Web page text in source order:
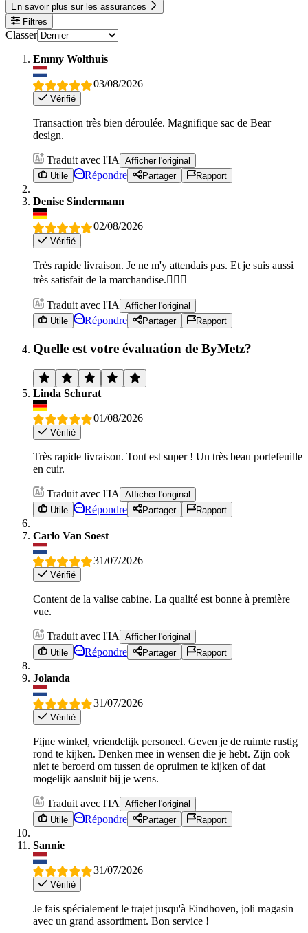
En savoir plus sur les assurances
Filtres
Classer
Emmy Wolthuis
03/08/2026
Vérifié
Transaction très bien déroulée. Magnifique sac de Bear
design.
Traduit avec l'IA
Afficher l'original
Utile
Répondre Partager Rapport
Denise Sindermann
02/08/2026
Vérifié
Très rapide livraison. Je ne m'y attendais pas. Et je suis aussi
très satisfait de la marchandise.👍🏽😊
Traduit avec l'IA
Afficher l'original
Utile
Répondre Partager Rapport
Quelle est votre évaluation de ByMetz?
Linda Schurat
01/08/2026
Vérifié
Très rapide livraison. Tout est super ! Un très beau portefeuille
en cuir.
Traduit avec l'IA
Afficher l'original
Utile
Répondre Partager Rapport
Carlo Van Soest
31/07/2026
Vérifié
Content de la valise cabine. La qualité est bonne à première
vue.
Traduit avec l'IA
Afficher l'original
Utile
Répondre Partager Rapport
Jolanda
31/07/2026
Vérifié
Fijne winkel, vriendelijk personeel. Geven je de ruimte rustig
rond te kijken. Denken mee in wensen die je hebt. Zijn ook
niet te beroerd om tussen de opruimen te kijken of dat
mogelijk aansluit bij je wens.
Traduit avec l'IA
Afficher l'original
Utile
Répondre Partager Rapport
Sannie
31/07/2026
Vérifié
Je fais spécialement le trajet jusqu'à Eindhoven, joli magasin
avec un grand assortiment. Bon service !